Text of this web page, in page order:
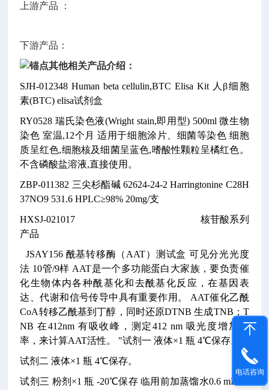
上游产品 ：
下游产品：
其他相关产品介绍：
SJH-012348 Human beta cellulin,BTC Elisa Kit 人β细胞
素(BTC) elisa试剂盒
RY0528 瑞氏染色液(Wright stain,即用型) 500ml 微生物
染色 室温,12个月 适用于细胞涂片、细菌等染色 细胞
质呈红色,细胞核及细菌呈蓝色,嗜酸性颗粒呈橘红色。
不含磷酸盐溶液,直接使用。
ZBP-011382 三尖杉酯碱 62624-24-2 Harringtonine C28H
37NO9 531.6 HPLC≥98% 20mg/支
HXSJ-021017
核苷酸系列
产品
JSAY156 酰基转移酶（AAT）测试盒 可见分光光度
法 10管/9样 AAT是一个多功能蛋白大家族，要负责催
化生物体内各种酰基化和去酰基化反应，在基因表
达、代谢和信号传导中具有重要作用。
AAT催化乙酰
CoA转移乙酰基到丁醇，同时还原DTNB 生成TNB；T
NB 在412nm 有吸收峰，测定412 nm 吸光度增加速
率，来计算AAT活性。
"试剂一 液体×1 瓶 4℃保存。
试剂二 液体×1 瓶 4℃保存。
试剂三 粉剂×1 瓶 -20℃保存 临用前加蒸馏水0.6 mL 充
电话咨询